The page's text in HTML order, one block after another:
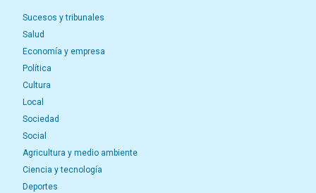
Sucesos y tribunales
Salud
Economía y empresa
Política
Cultura
Local
Sociedad
Social
Agricultura y medio ambiente
Ciencia y tecnología
Deportes